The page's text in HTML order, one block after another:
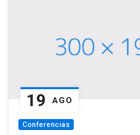
19 AGO
Conferencias